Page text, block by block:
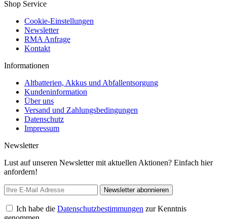
Shop Service
Cookie-Einstellungen
Newsletter
RMA Anfrage
Kontakt
Informationen
Altbatterien, Akkus und Abfallentsorgung
Kundeninformation
Über uns
Versand und Zahlungsbedingungen
Datenschutz
Impressum
Newsletter
Lust auf unseren Newsletter mit aktuellen Aktionen? Einfach hier
anfordern!
Newsletter abonnieren
Ich habe die Datenschutzbestimmungen zur Kenntnis